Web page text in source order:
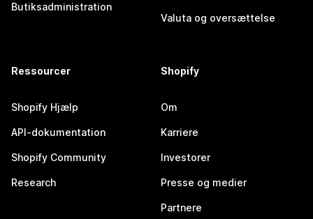
Butiksadministration
Valuta og oversættelse
Ressourcer
Shopify Hjælp
API-dokumentation
Shopify Community
Research
Shopify
Om
Karriere
Investorer
Presse og medier
Partnere